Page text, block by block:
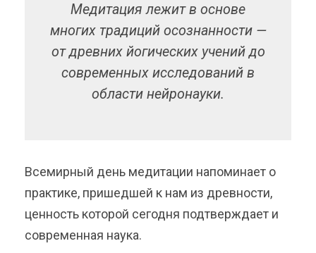
Медитация лежит в основе
многих традиций осознанности —
от древних йогических учений до
современных исследований в
области нейронауки.
Всемирный день медитации напоминает о
практике, пришедшей к нам из древности,
ценность которой сегодня подтверждает и
современная наука.